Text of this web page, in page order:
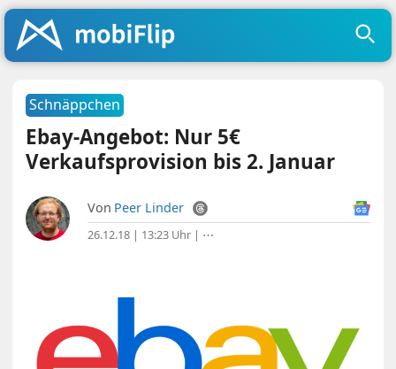
Schnäppchen
Ebay-Angebot: Nur 5€
Verkaufsprovision bis 2. Januar
Von Peer Linder
26.12.18 | 13:23 Uhr | ⋯